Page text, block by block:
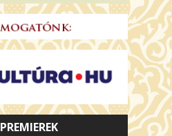
PREMIEREK